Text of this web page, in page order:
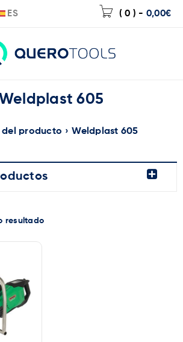
ES ( 0 ) - 0,00€
Weldplast 605
del producto › Weldplast 605
resultado